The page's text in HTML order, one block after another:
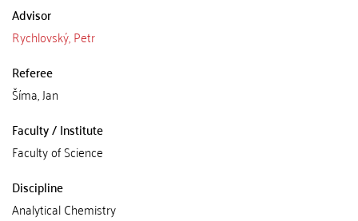
Advisor
Rychlovský, Petr
Referee
Šíma, Jan
Faculty / Institute
Faculty of Science
Discipline
Analytical Chemistry